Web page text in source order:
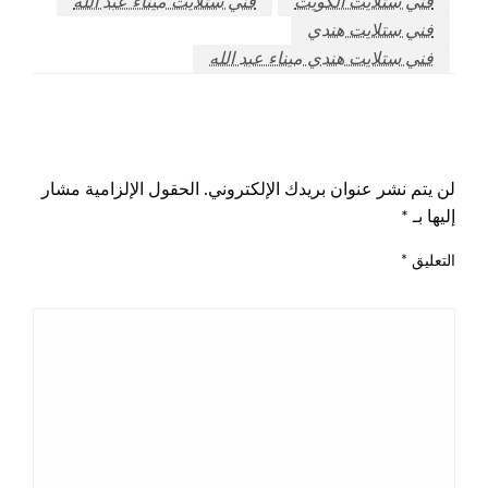
فني ستلايت هندي
فني ستلايت هندي ميناء عبد الله
لن يتم نشر عنوان بريدك الإلكتروني.
الحقول الإلزامية مشار
إليها بـ *
التعليق *